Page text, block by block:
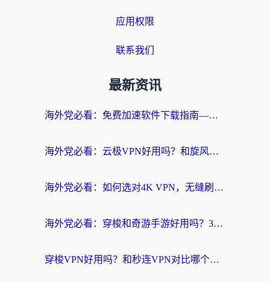
应用权限
联系我们
最新资讯
海外党必看：免费加速软件下载指南——无缝访问国内资源的正确打开方式
海外党必看：云极VPN好用吗？和旋风VPN对比哪个回国效果更好？附真实体验+选择攻略
海外党必看：如何选对4K VPN，无缝刷国内剧听网易云？
海外党必看：穿梭和奇游手游好用吗？3步选对回国加速器，流畅看CCTV5海外直播
穿梭VPN好用吗？和秒连VPN对比哪个回国效果更好？海外党亲测实用指南